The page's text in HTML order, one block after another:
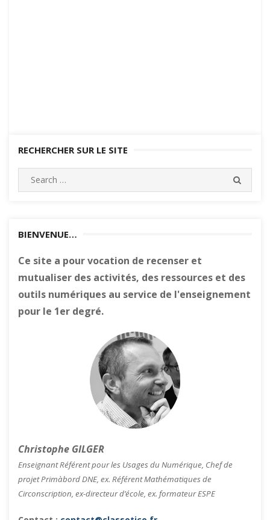
RECHERCHER SUR LE SITE
BIENVENUE…
Ce site a pour vocation de recenser et
mutualiser des activités, des ressources et des
outils numériques au service de l'enseignement
pour le 1er degré.
Christophe GILGER
Enseignant Référent pour les Usages du Numérique, Chef de
projet Primàbord DNE, ex. Référent Mathématiques de
Circonscription, ex-directeur d’école, ex. formateur ESPE